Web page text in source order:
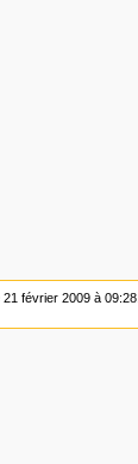
février 2009 à 09:28.